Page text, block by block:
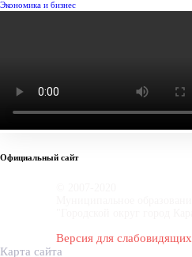
Экономика и бизнес
Официальный сайт
Версия для слабовидящих
Карта сайта